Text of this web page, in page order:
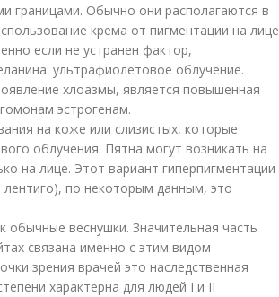
границами. Обычно они располагаются в
крема от пигментации на лице
если не устранен фактор,
ультрафиолетовое облучение.
хлоазмы, является повышенная
эстрогенам.
на коже или слизистых, которые
облучения. Пятна могут возникать на
на лице. Этот вариант гиперпигментации
по некоторым данным, это
обычные веснушки. Значительная часть
связана именно с этим видом
зрения врачей это наследственная
характерна для людей I и II